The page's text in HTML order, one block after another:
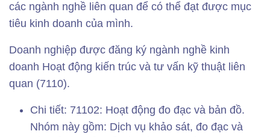
các ngành nghề liên quan để có thể đạt được mục
tiêu kinh doanh của mình.
Doanh nghiệp được đăng ký ngành nghề kinh
doanh Hoạt động kiến ​​trúc và tư vấn kỹ thuật liên
quan (7110).
Chi tiết: 71102: Hoạt động đo đạc và bản đồ.
Nhóm này gồm: Dịch vụ khảo sát, đo đạc và